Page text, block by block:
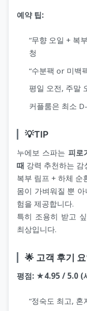
예약 팁:
“무향 오일 + 복
청
“수분팩 or 미백
평일 오전, 주말
커플룸은 최소
💡TIP
누에보 스파는 피로
때 강력 추천하는 감
복부 림프 + 하체 순
몸이 가벼워질 뿐
험을 제공합니다.
특히 조용히 받고
최상입니다.
🌟 고객 후기
평점: ★4.95 / 5.0 (
“정숙도 최고, 혼